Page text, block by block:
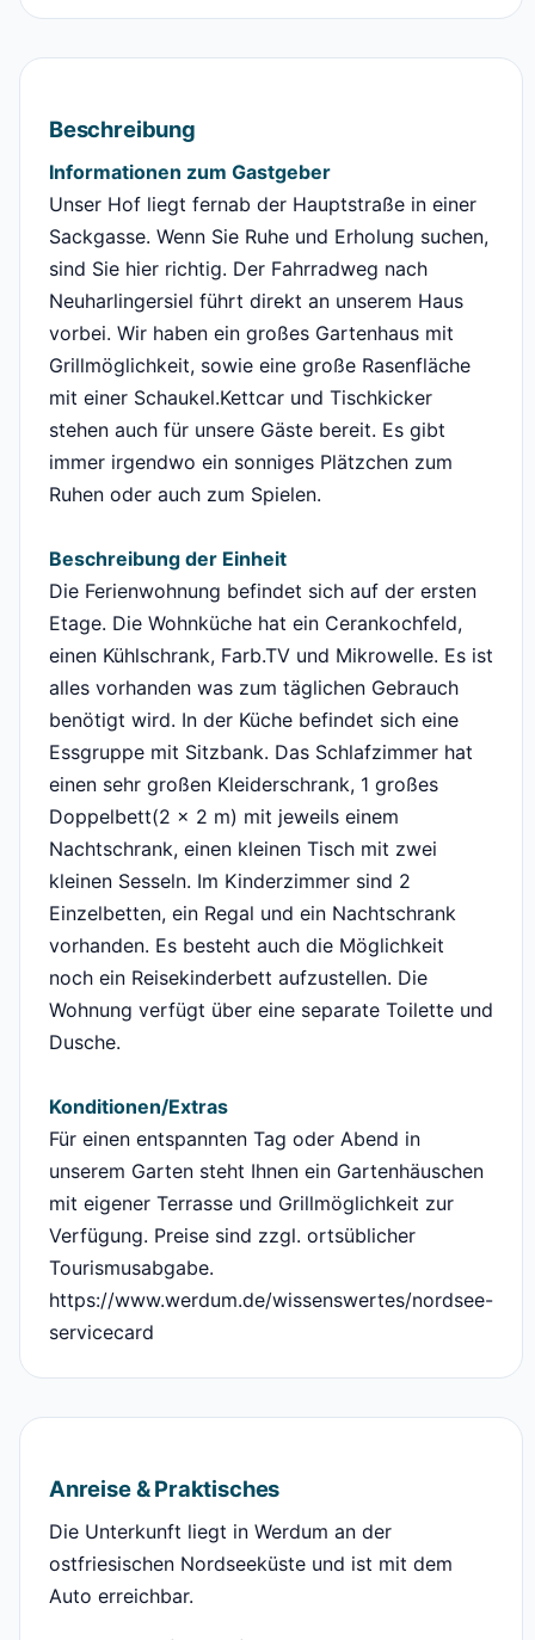
Beschreibung
Informationen zum Gastgeber
Unser Hof liegt fernab der Hauptstraße in einer
Sackgasse. Wenn Sie Ruhe und Erholung suchen,
sind Sie hier richtig. Der Fahrradweg nach
Neuharlingersiel führt direkt an unserem Haus
vorbei. Wir haben ein großes Gartenhaus mit
Grillmöglichkeit, sowie eine große Rasenfläche
mit einer Schaukel.Kettcar und Tischkicker
stehen auch für unsere Gäste bereit. Es gibt
immer irgendwo ein sonniges Plätzchen zum
Ruhen oder auch zum Spielen.
Beschreibung der Einheit
Die Ferienwohnung befindet sich auf der ersten
Etage. Die Wohnküche hat ein Cerankochfeld,
einen Kühlschrank, Farb.TV und Mikrowelle. Es ist
alles vorhanden was zum täglichen Gebrauch
benötigt wird. In der Küche befindet sich eine
Essgruppe mit Sitzbank. Das Schlafzimmer hat
einen sehr großen Kleiderschrank, 1 großes
Doppelbett(2 x 2 m) mit jeweils einem
Nachtschrank, einen kleinen Tisch mit zwei
kleinen Sesseln. Im Kinderzimmer sind 2
Einzelbetten, ein Regal und ein Nachtschrank
vorhanden. Es besteht auch die Möglichkeit
noch ein Reisekinderbett aufzustellen. Die
Wohnung verfügt über eine separate Toilette und
Dusche.
Konditionen/Extras
Für einen entspannten Tag oder Abend in
unserem Garten steht Ihnen ein Gartenhäuschen
mit eigener Terrasse und Grillmöglichkeit zur
Verfügung. Preise sind zzgl. ortsüblicher
Tourismusabgabe.
https://www.werdum.de/wissenswertes/nordsee-
servicecard
Anreise & Praktisches
Die Unterkunft liegt in Werdum an der
ostfriesischen Nordseeküste und ist mit dem
Auto erreichbar.